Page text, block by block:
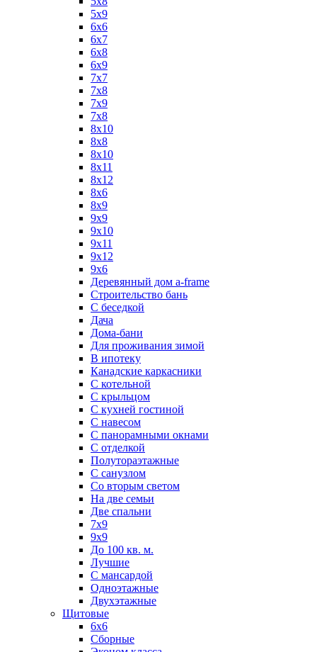
5х9
6x6
6x7
6x8
6x9
7x7
7x8
7x9
7х8
8x10
8x8
8х10
8х11
8х12
8х6
8х9
9x9
9х10
9х11
9х12
9х6
Деревянный дом a-frame
Строительство бань
С беседкой
Дача
Дома-бани
Для проживания зимой
В ипотеку
Канадские каркасники
С котельной
С крыльцом
С кухней гостиной
С навесом
С панорамными окнами
С отделкой
Полутораэтажные
С санузлом
Со вторым светом
На две семьи
Две спальни
7х9
9х9
До 100 кв. м.
Лучшие
С мансардой
Одноэтажные
Двухэтажные
Щитовые
6х6
Сборные